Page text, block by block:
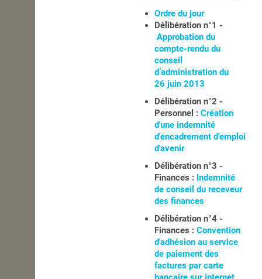
Ordre du jour
Délibération n°1 -
Approbation du
compte-rendu du
conseil
d’administration du
26 juin 2013
Délibération n°2 -
Personnel :Création
d'une indemnité
d'encadrement d'emploi
d'avenir
Délibération n°3 -
Finances : Indemnité
de conseil du receveur
des finances
Délibération n°4 -
Finances :Convention
d'adhésion au service
de paiement des
factures par carte